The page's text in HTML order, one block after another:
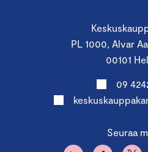
PL 1000, Alvar
00101
09
Seuraa